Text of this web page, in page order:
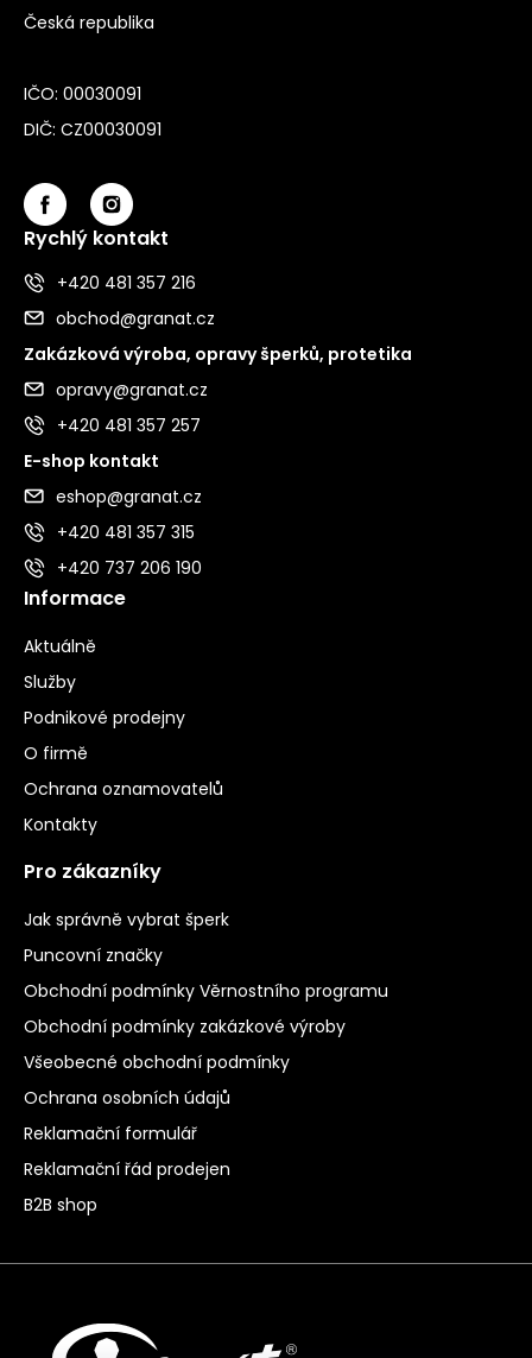
Česká republika
IČO: 00030091
DIČ: CZ00030091
Rychlý kontakt
+420 481 357 216
obchod@granat.cz
Zakázková výroba, opravy šperků, protetika
opravy@granat.cz
+420 481 357 257
E-shop kontakt
eshop@granat.cz
+420 481 357 315
+420 737 206 190
Informace
Aktuálně
Služby
Podnikové prodejny
O firmě
Ochrana oznamovatelů
Kontakty
Pro zákazníky
Jak správně vybrat šperk
Puncovní značky
Obchodní podmínky Věrnostního programu
Obchodní podmínky zakázkové výroby
Všeobecné obchodní podmínky
Ochrana osobních údajů
Reklamační formulář
Reklamační řád prodejen
B2B shop